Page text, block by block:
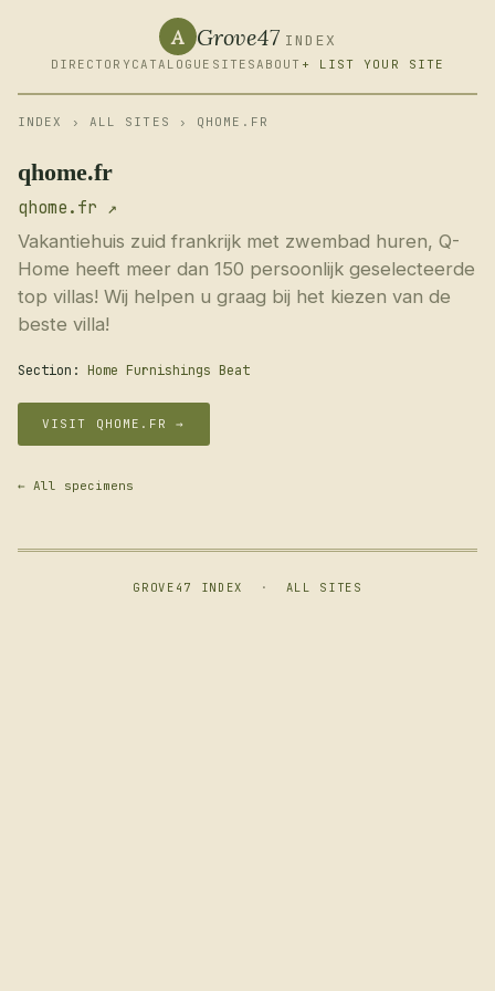
A Grove47 INDEX
DIRECTORY CATALOGUE SITESABOUT + LIST YOUR SITE
INDEX › ALL SITES › QHOME.FR
qhome.fr
qhome.fr ↗
Vakantiehuis zuid frankrijk met zwembad huren, Q-
Home heeft meer dan 150 persoonlijk geselecteerde
top villas! Wij helpen u graag bij het kiezen van de
beste villa!
Section: Home Furnishings Beat
VISIT QHOME.FR →
← All specimens
GROVE47 INDEX · ALL SITES